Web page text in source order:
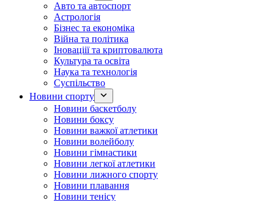
Авто та автоспорт
Астрологія
Бізнес та економіка
Війна та політика
Іноваціії та криптовалюта
Культура та освіта
Наука та технологія
Суспільство
Новини спорту
Новини баскетболу
Новини боксу
Новини важкої атлетики
Новини волейболу
Новини гімнастики
Новини легкої атлетики
Новини лижного спорту
Новини плавання
Новини тенісу